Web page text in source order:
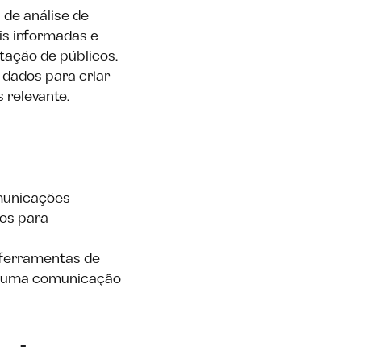
análise de
informadas e
de públicos.
para criar
relevante.
para
de
comunicação